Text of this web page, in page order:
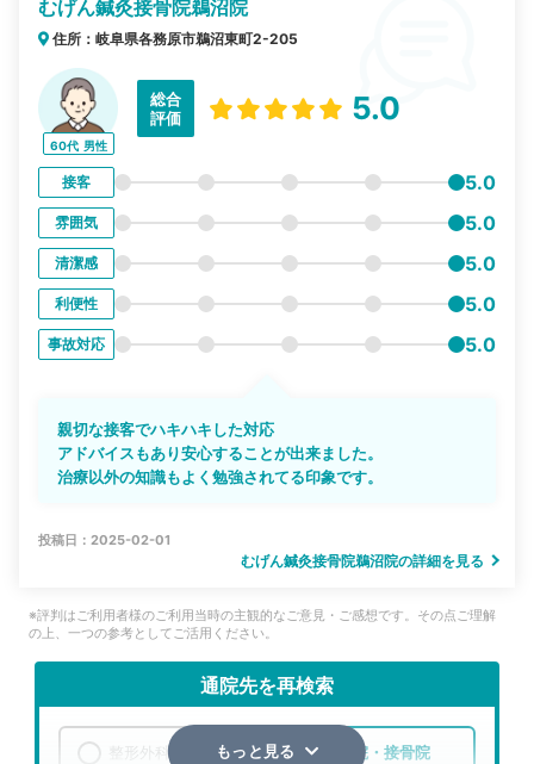
むげん鍼灸接骨院鵜沼院
住所：岐阜県各務原市鵜沼東町2-205
60代 男性
総合
評価
5.0
接客 5.0
雰囲気 5.0
清潔感 5.0
利便性 5.0
事故対応 5.0
親切な接客でハキハキした対応
アドバイスもあり安心することが出来ました。
治療以外の知識もよく勉強されてる印象です。
投稿日：2025-02-01
むげん鍼灸接骨院鵜沼院の詳細を見る
※評判はご利用者様のご利用当時の主観的なご意見・ご感想です。その点ご理解
の上、一つの参考としてご活用ください。
通院先を再検索
整形外科 整骨院・接骨院
もっと見る